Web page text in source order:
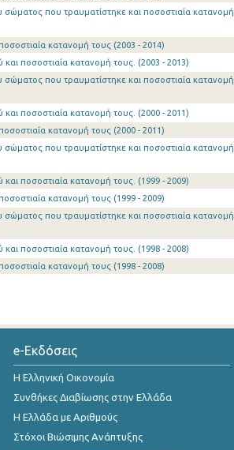
που τραυματίστηκε και ποσοστιαία κατανομή
κατανομή τους (2003 - 2014)
ποσοστιαία κατανομή τους. (2003 - 2013)
που τραυματίστηκε και ποσοστιαία κατανομή
ποσοστιαία κατανομή τους. (2000 - 2011)
κατανομή τους (2000 - 2011)
που τραυματίστηκε και ποσοστιαία κατανομή
ποσοστιαία κατανομή τους. (1999 - 2009)
κατανομή τους (1999 - 2009)
που τραυματίστηκε και ποσοστιαία κατανομή
ποσοστιαία κατανομή τους. (1998 - 2008)
κατανομή τους (1998 - 2008)
e-Εκδόσεις
Η Ελληνική Οικονομία
Συνθήκες Διαβίωσης στην Ελλάδα
Η Ελλάδα με Αριθμούς
Στόχοι Βιώσιμης Ανάπτυξης